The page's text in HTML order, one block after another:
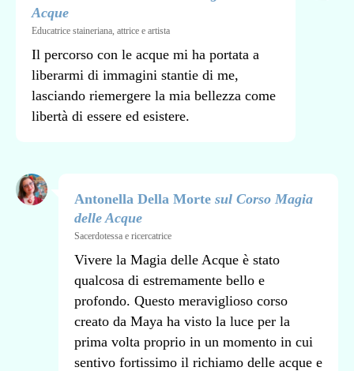
Acque
Educatrice staineriana, attrice e artista
Il percorso con le acque mi ha portata a
liberarmi di immagini stantie di me,
lasciando riemergere la mia bellezza come
libertà di essere ed esistere.
Antonella Della Morte sul Corso Magia
delle Acque
Sacerdotessa e ricercatrice
Vivere la Magia delle Acque è stato
qualcosa di estremamente bello e
profondo. Questo meraviglioso corso
creato da Maya ha visto la luce per la
prima volta proprio in un momento in cui
sentivo fortissimo il richiamo delle acque e